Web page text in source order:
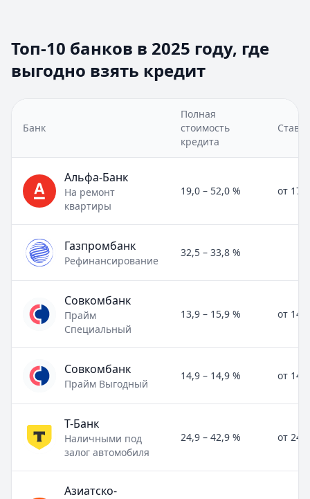
Топ-10 банков в 2025 году, где
выгодно взять кредит
Банк
Полная
стоимость
кредита
Ставка
Альфа-Банк
На ремонт
квартиры
19,0 – 52,0 % от
Газпромбанк
Рефинансирование
32,5 – 33,8 %
Совкомбанк
Прайм
Специальный
13,9 – 15,9 % от
Совкомбанк
Прайм Выгодный
14,9 – 14,9 % от
Т-Банк
Наличными под
залог автомобиля
24,9 – 42,9 % от
Азиатско-